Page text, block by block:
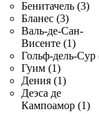
Бенитачель (3)
Бланес (3)
Валь-де-Сан-
Висенте (1)
Гольф-дель-Сур
Гуим (1)
Дения (1)
Деэса де
Кампоамор (1)